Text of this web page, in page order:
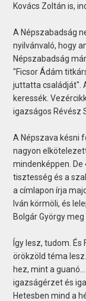
Kovács Zoltán is,
A Népszabadság
nyilvánvaló, hogy
Népszabadság
"Ficsor Ádám
juttatta családját".
keressék.
igazságos Révész
A Népszava késni
nagyon
mindenképpen.
tisztesség és a
a címlapon írja
Iván körmöli, és
Bolgár György
Így lesz, tudom.
örökzöld téma
hez, mint a
igazságérzet és
Hetesben mind a